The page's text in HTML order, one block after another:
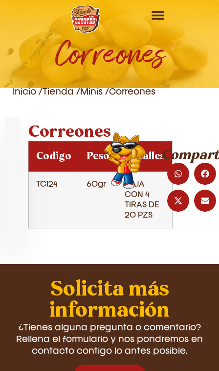
Correones
Inicio / Tienda / Minis/Correones
Correones
Codigo Peso Detalles
TC124 60gr
CAJA
CON 4
TIRAS DE
20 PZS
Solicita más
información
¿Tienes alguna pregunta o comentario?
Rellena el formulario y nos pondremos en
contacto contigo lo antes posible.